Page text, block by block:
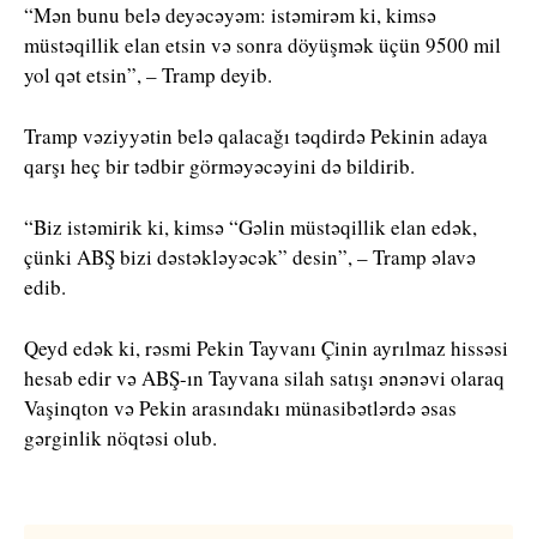
“Mən bunu belə deyəcəyəm: istəmirəm ki, kimsə
müstəqillik elan etsin və sonra döyüşmək üçün 9500 mil
yol qət etsin”, – Tramp deyib.
Tramp vəziyyətin belə qalacağı təqdirdə Pekinin adaya
qarşı heç bir tədbir görməyəcəyini də bildirib.
“Biz istəmirik ki, kimsə “Gəlin müstəqillik elan edək,
çünki ABŞ bizi dəstəkləyəcək” desin”, – Tramp əlavə
edib.
Qeyd edək ki, rəsmi Pekin Tayvanı Çinin ayrılmaz hissəsi
hesab edir və ABŞ-ın Tayvana silah satışı ənənəvi olaraq
Vaşinqton və Pekin arasındakı münasibətlərdə əsas
gərginlik nöqtəsi olub.